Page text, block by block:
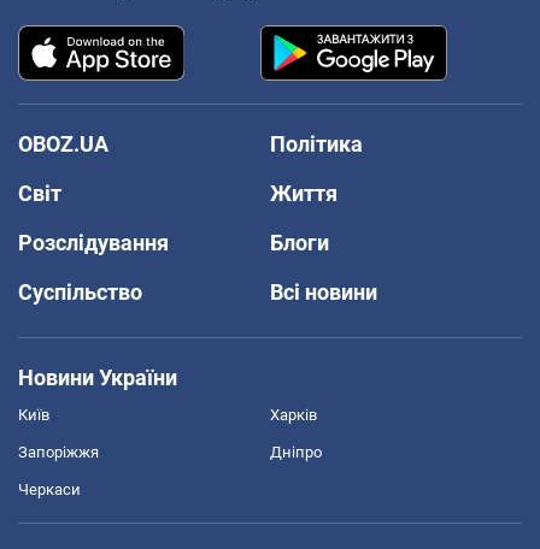
OBOZ.UA
Політика
Світ
Життя
Розслідування
Блоги
Суспільство
Всі новини
Новини України
Київ Харків
Запоріжжя Дніпро
Черкаси